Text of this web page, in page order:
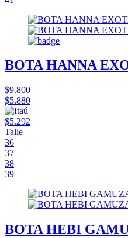
BOTA HANNA
$9.800
$5.880
$5.292
Talle
36
37
38
39
BOTA HEBI